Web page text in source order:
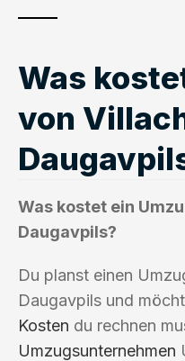
Was
von
Was kostet ein
Daugavpils?
Du planst einen
Daugavpils und
Kosten du rechnen
Umzugsunternehmen